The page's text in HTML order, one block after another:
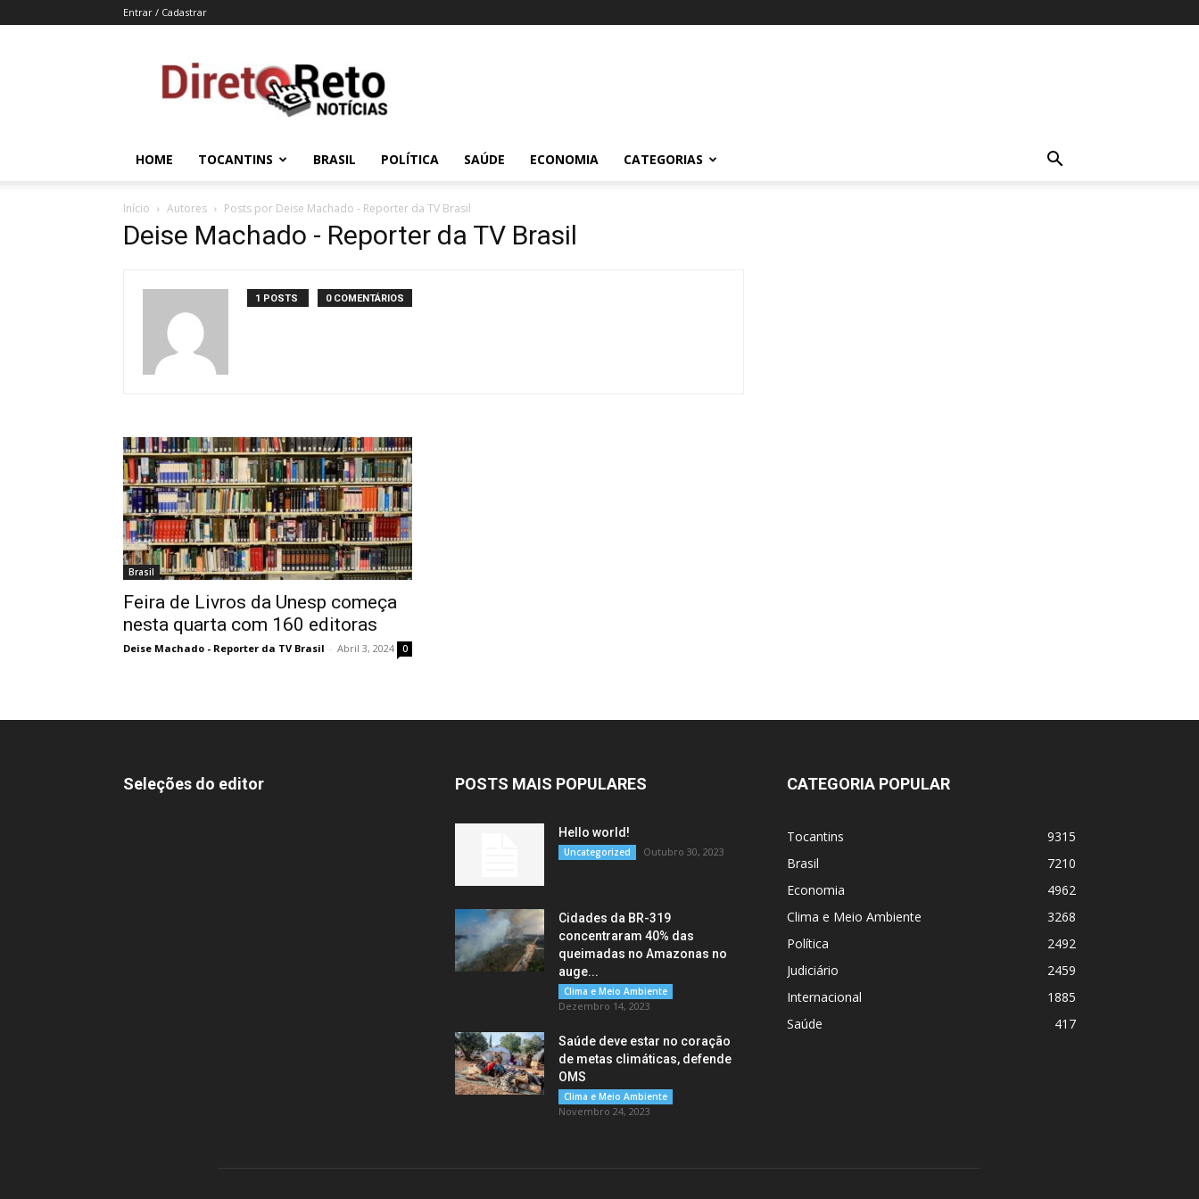
Entrar / Cadastrar
e
Reto
HOME TOCANTINS BRASIL POLÍTICA SAÚDE ECONOMIA CATEGORIAS
Início Autores Posts por Deise Machado - Reporter da TV Brasil
Deise Machado - Reporter da TV Brasil
1 POSTS 0 COMENTÁRIOS
Brasil
Feira de Livros da Unesp começa
nesta quarta com 160 editoras
Deise Machado - Reporter da TV Brasil - Abril 3, 2024 0
Seleções do editor POSTS MAIS POPULARES
Hello world!
Uncategorized Outubro 30, 2023
Cidades da BR-319
concentraram 40% das
queimadas no Amazonas no
auge...
Clima e Meio Ambiente
Dezembro 14, 2023
Saúde deve estar no coração
de metas climáticas, defende
OMS
Clima e Meio Ambiente
Novembro 24, 2023
CATEGORIA POPULAR
Tocantins
9315
Brasil
7210
Economia
4962
Clima e Meio Ambiente
3268
Política
2492
Judiciário
2459
Internacional
1885
Saúde
417